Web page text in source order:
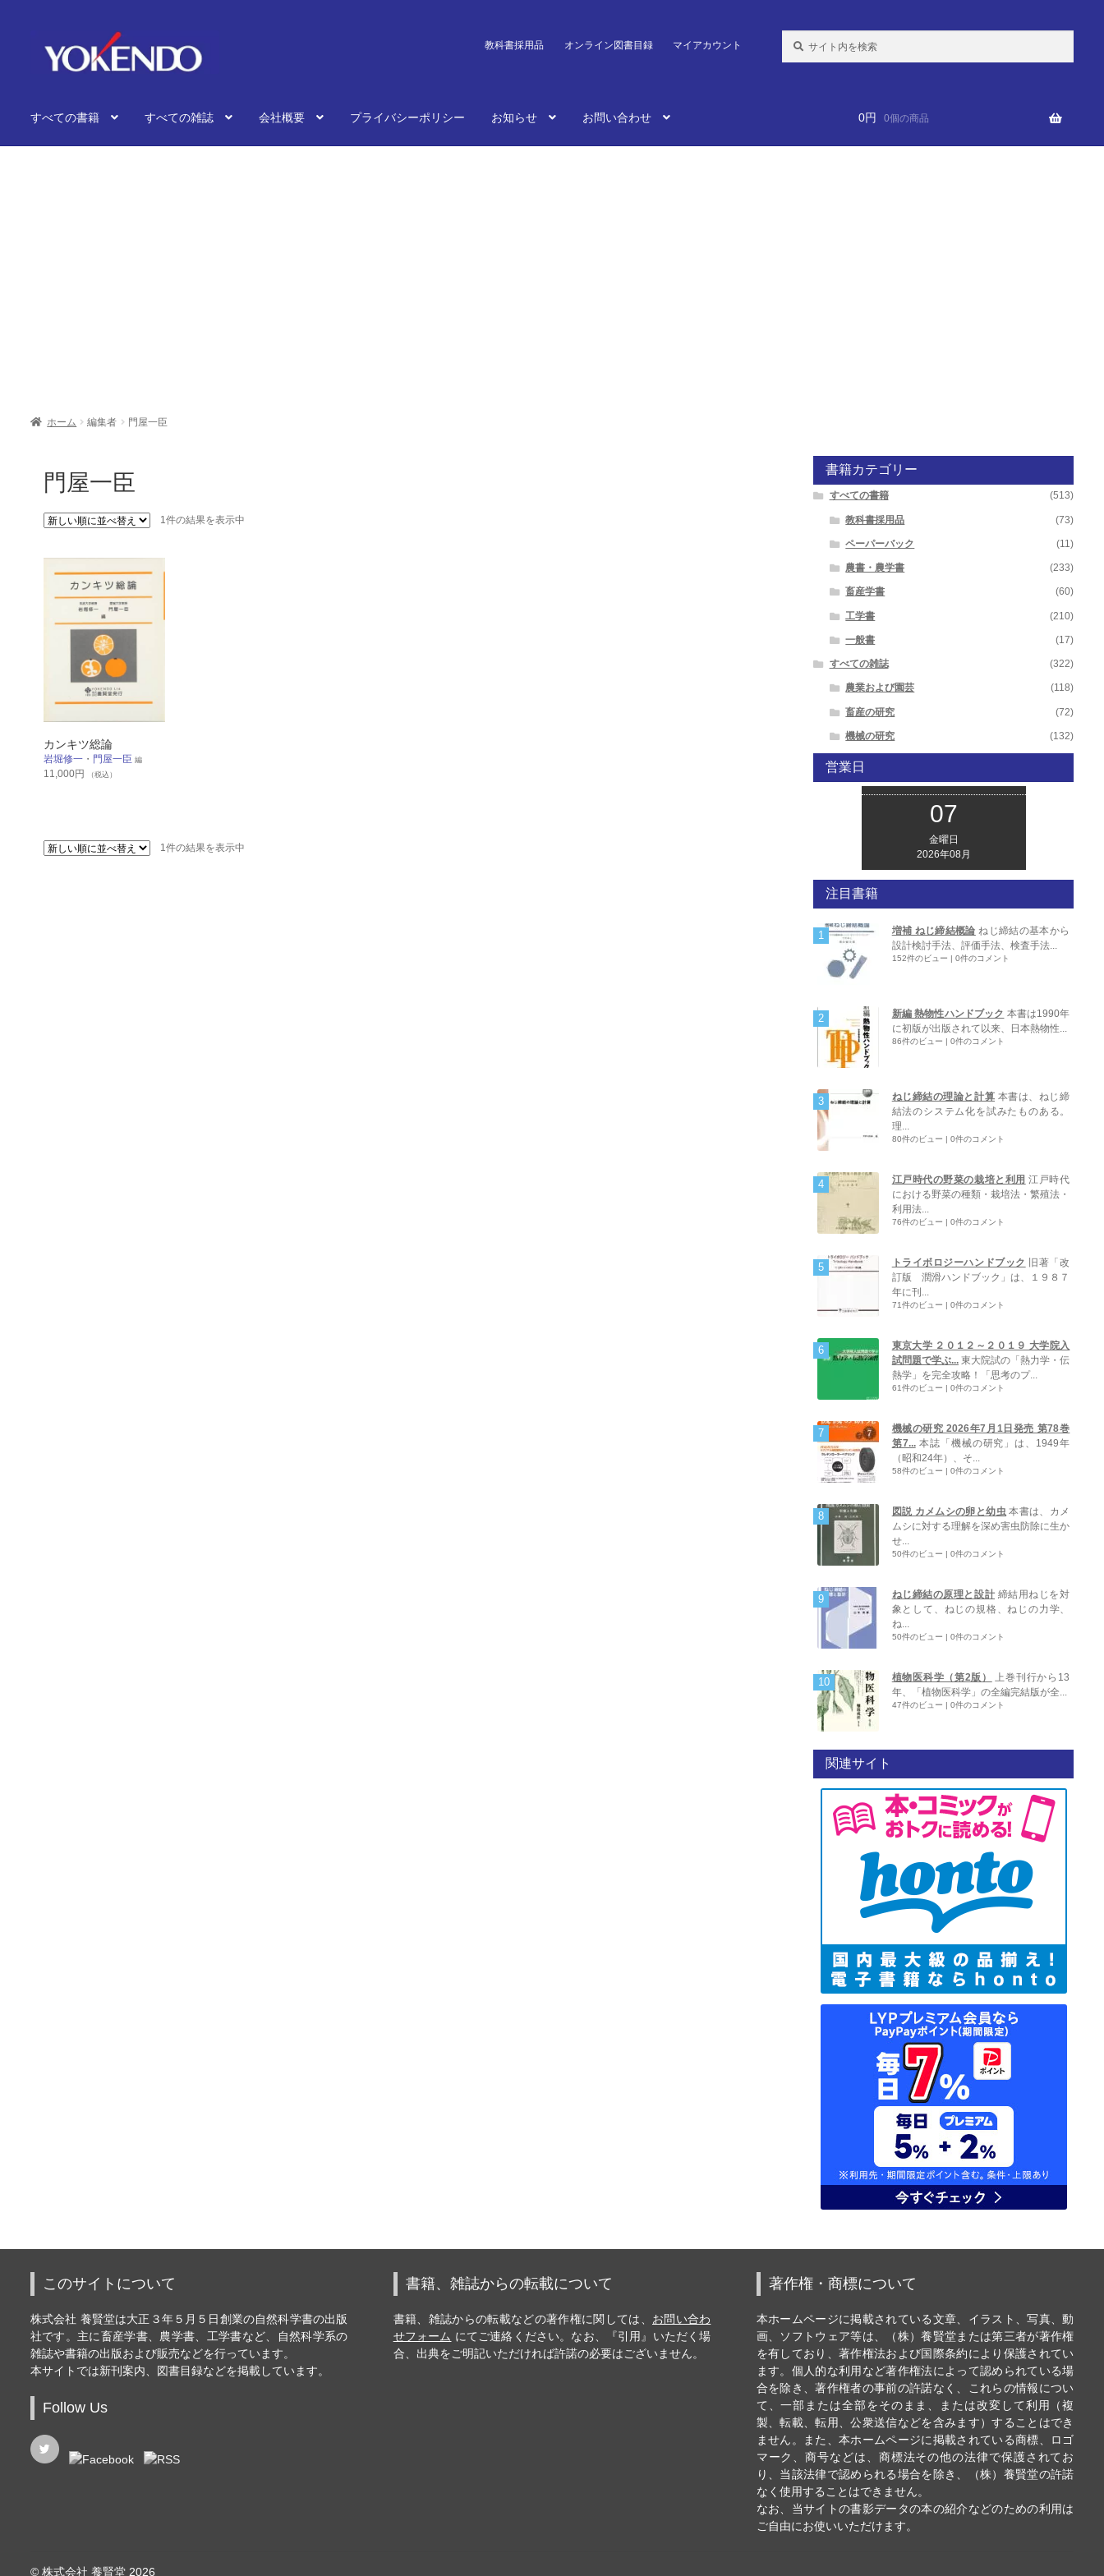
ョ
へ
教科書採用品 オンライン図書目録 マイアカウント
すべての書籍 すべての雑誌 会社概要 プライバシーポリシー お知らせ お問い合わせ 0円 0個の商品
ホーム 編集者 門屋一臣
門屋一臣
1件の結果を表示中
カンキツ総論
岩堀修一・ 門屋一臣 編
11,000円 （税込）
1件の結果を表示中
書籍カテゴリー
すべての書籍 (513)
教科書採用品 (73)
ペーパーバック (11)
農書・農学書 (233)
畜産学書 (60)
工学書 (210)
一般書 (17)
すべての雑誌 (322)
農業および園芸 (118)
畜産の研究 (72)
機械の研究 (132)
営業日
07
金曜日
2026年08月
注目書籍
増補 ねじ締結概論 ねじ締結の基本から
設計検討手法、評価手法、検査手法...
152件のビュー | 0件のコメント
新編 熱物性ハンドブック 本書は1990年
に初版が出版されて以来、日本熱物性...
86件のビュー | 0件のコメント
ねじ締結の理論と計算 本書は、ねじ締
結法のシステム化を試みたものある。
理...
80件のビュー | 0件のコメント
江戸時代の野菜の栽培と利用 江戸時代
における野菜の種類・栽培法・繁殖法・
利用法...
76件のビュー | 0件のコメント
トライボロジーハンドブック
旧著「改
訂版 潤滑ハンドブック」は、１９８７
年に刊...
71件のビュー | 0件のコメント
東京大学 ２０１２～２０１９ 大学院入
試問題で学ぶ... 東大院試の「熱力学・伝
熱学」を完全攻略！「思考のプ...
61件のビュー | 0件のコメント
機械の研究 2026年7月1日発売 第78巻
第7... 本誌「機械の研究」は、1949年
（昭和24年）、そ...
58件のビュー | 0件のコメント
図説 カメムシの卵と幼虫 本書は、カメ
ムシに対する理解を深め害虫防除に生か
せ...
50件のビュー | 0件のコメント
ねじ締結の原理と設計 締結用ねじを対
象として、ねじの規格、ねじの力学、
ね...
50件のビュー | 0件のコメント
植物医科学（第2版）
上巻刊行から13
年、「植物医科学」の全編完結版が全...
47件のビュー | 0件のコメント
関連サイト
このサイトについて
株式会社 養賢堂は大正３年５月５日創業の自然科学書の出版
社です。主に畜産学書、農学書、工学書など、自然科学系の
雑誌や書籍の出版および販売などを行っています。
本サイトでは新刊案内、図書目録などを掲載しています。
Follow Us
書籍、雑誌からの転載について
書籍、雑誌からの転載などの著作権に関しては、 お問い合わ
せフォーム にてご連絡ください。なお、『引用』いただく場
合、出典をご明記いただければ許諾の必要はございません。
著作権・商標について
本ホームページに掲載されている文章、イラスト、写真、動
画、ソフトウェア等は、（株）養賢堂または第三者が著作権
を有しており、著作権法および国際条約により保護されてい
ます。個人的な利用など著作権法によって認められている場
合を除き、著作権者の事前の許諾なく、これらの情報につい
て、一部または全部をそのまま、または改変して利用（複
製、転載、転用、公衆送信などを含みます）することはでき
ません。また、本ホームページに掲載されている商標、ロゴ
マーク、商号などは、商標法その他の法律で保護されてお
り、当該法律で認められる場合を除き、（株）養賢堂の許諾
なく使用することはできません。
なお、当サイトの書影データの本の紹介などのための利用は
ご自由にお使いいただけます。
© 株式会社 養賢堂 2026